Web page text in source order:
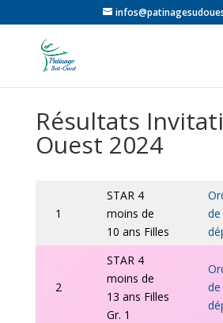
Résultats
Ouest 2024
1
STAR 4
moins de
10 ans Filles
de
2
STAR 4
moins de
13 ans Filles
Gr. 1
de